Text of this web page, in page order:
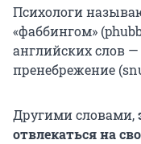
Психологи
«фаббингом»
английских слов
пренебрежение
Другими словами,
отвлекаться на